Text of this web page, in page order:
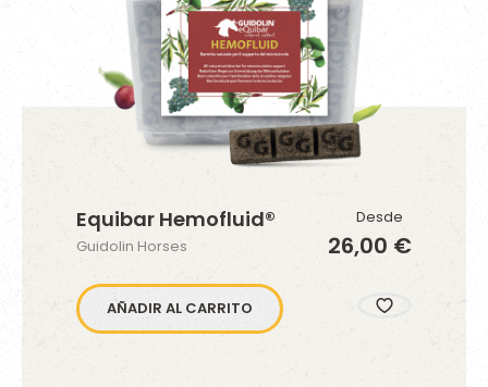
Equibar Hemofluid®
Guidolin Horses
Desde
26,00 €
AÑADIR AL CARRITO